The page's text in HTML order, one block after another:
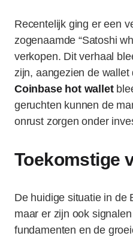
Recentelijk ging er een
zogenaamde “Satoshi
verkopen. Dit verhaal
zijn, aangezien de
Coinbase hot wallet
geruchten kunnen de
onrust zorgen onder
Toekomstige
De huidige situatie in de
maar er zijn ook
fundamenten en de